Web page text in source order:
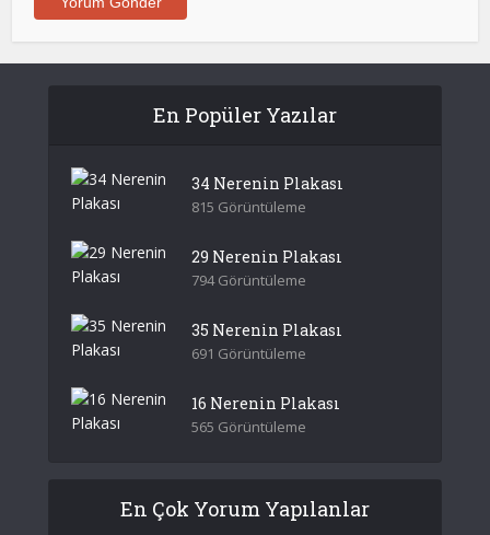
En Popüler Yazılar
34 Nerenin Plakası
815 Görüntüleme
29 Nerenin Plakası
794 Görüntüleme
35 Nerenin Plakası
691 Görüntüleme
16 Nerenin Plakası
565 Görüntüleme
En Çok Yorum Yapılanlar